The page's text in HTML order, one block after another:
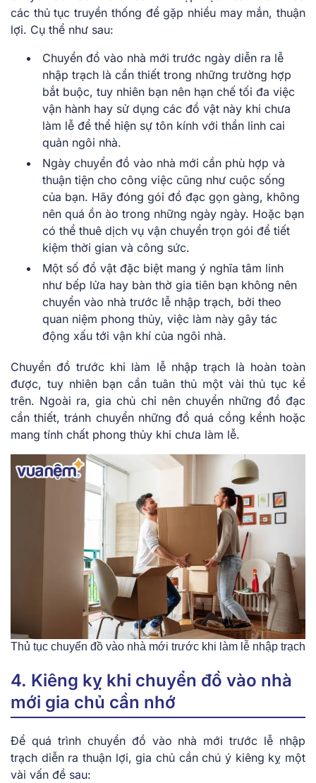
các thủ tục truyền thống để gặp nhiều may mắn, thuận
lợi. Cụ thể như sau:
Chuyển đồ vào nhà mới trước ngày diễn ra lễ
nhập trạch là cần thiết trong những trường hợp
bắt buộc, tuy nhiên bạn nên hạn chế tối đa việc
vận hành hay sử dụng các đồ vật này khi chưa
làm lễ để thể hiện sự tôn kính với thần linh cai
quản ngôi nhà.
Ngày chuyển đồ vào nhà mới cần phù hợp và
thuận tiện cho công việc cũng như cuộc sống
của bạn. Hãy đóng gói đồ đạc gọn gàng, không
nên quá ồn ào trong những ngày ngày. Hoặc bạn
có thể thuê dịch vụ vận chuyển trọn gói để tiết
kiệm thời gian và công sức.
Một số đồ vật đặc biệt mang ý nghĩa tâm linh
như bếp lửa hay bàn thờ gia tiên bạn không nên
chuyển vào nhà trước lễ nhập trạch, bởi theo
quan niệm phong thủy, việc làm này gây tác
động xấu tới vận khí của ngôi nhà.
Chuyển đồ trước khi làm lễ nhập trạch là hoàn toàn
được, tuy nhiên bạn cần tuân thủ một vài thủ tục kể
trên. Ngoài ra, gia chủ chỉ nên chuyển những đồ đạc
cần thiết, tránh chuyển những đồ quá cồng kềnh hoặc
mang tính chất phong thủy khi chưa làm lễ.
Thủ tục chuyển đồ vào nhà mới trước khi làm lễ nhập trạch
4. Kiêng kỵ khi chuyển đồ vào nhà
mới gia chủ cần nhớ
Để quá trình chuyển đồ vào nhà mới trước lễ nhập
trạch diễn ra thuận lợi, gia chủ cần chú ý kiêng kỵ một
vài vấn đề sau: